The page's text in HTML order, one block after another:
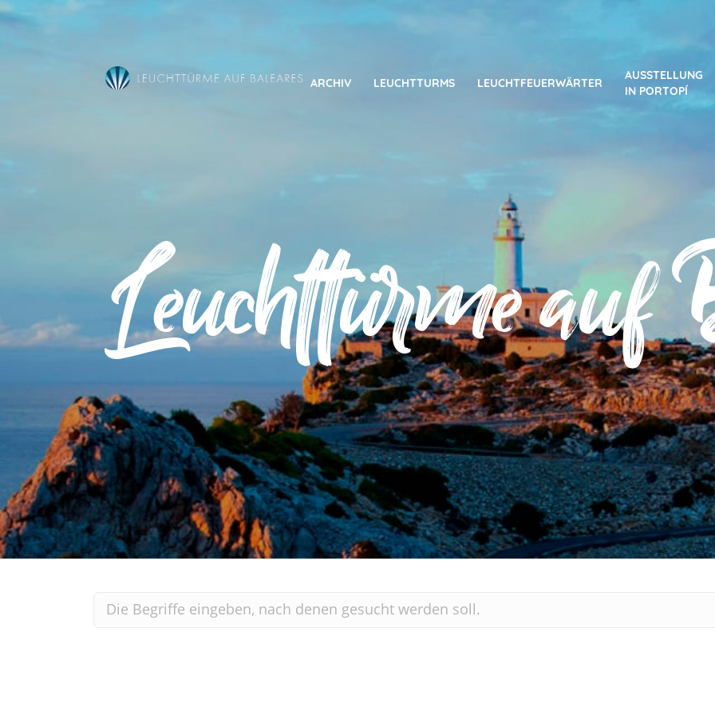
Direkt
ARCHIV LEUCHTTURMS LEUCHTFEUERWÄRTER
AUSSTELLUNG
IN PORTOPÍ
Leuchttürme auf